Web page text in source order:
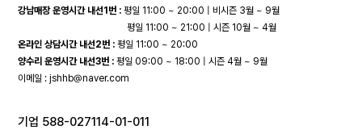
강남매장 운영시간 내선1번 : 평일 11:00 ~ 20:00 | 비시즌 3월 ~ 9월
평일 11:00 ~ 21:00 | 시즌 10월 ~ 4월
온라인 상담시간 내선2번 : 평일 11:00 ~ 20:00
양수리 운영시간 내선3번 : 평일 09:00 ~ 18:00 | 시즌 4월 ~ 9월
이메일 :jshhb@naver.com
기업 588-027114-01-011